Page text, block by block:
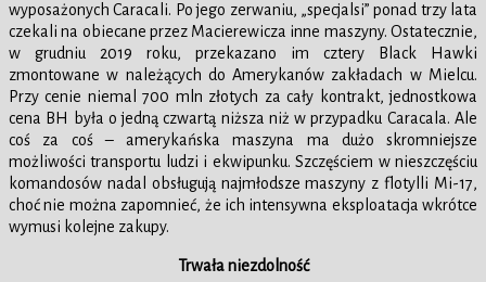
wyposażonych Caracali. Po jego zerwaniu, „specjalsi” ponad trzy lata
czekali na obiecane przez Macierewicza inne maszyny. Ostatecznie,
w grudniu 2019 roku, przekazano im cztery Black Hawki
zmontowane w należących do Amerykanów zakładach w Mielcu.
Przy cenie niemal 700 mln złotych za cały kontrakt, jednostkowa
cena BH była o jedną czwartą niższa niż w przypadku Caracala. Ale
coś za coś – amerykańska maszyna ma dużo skromniejsze
możliwości transportu ludzi i ekwipunku. Szczęściem w nieszczęściu
komandosów nadal obsługują najmłodsze maszyny z flotylli Mi-17,
choć nie można zapomnieć, że ich intensywna eksploatacja wkrótce
wymusi kolejne zakupy.
Trwała niezdolność